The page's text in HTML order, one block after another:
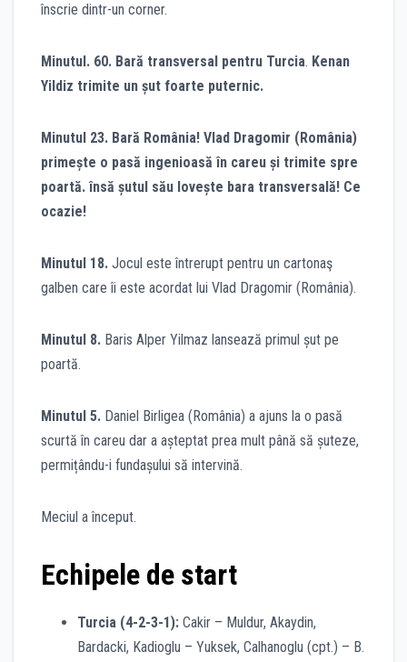
înscrie dintr-un corner.
Minutul. 60. Bară transversal pentru Turcia. Kenan
Yildiz trimite un șut foarte puternic.
Minutul 23. Bară România! Vlad Dragomir (România)
primește o pasă ingenioasă în careu și trimite spre
poartă. însă șutul său lovește bara transversală! Ce
ocazie!
Minutul 18. Jocul este întrerupt pentru un cartonaş
galben care îi este acordat lui Vlad Dragomir (România).
Minutul 8. Baris Alper Yilmaz lansează primul șut pe
poartă.
Minutul 5. Daniel Birligea (România) a ajuns la o pasă
scurtă în careu dar a așteptat prea mult până să șuteze,
permițându-i fundașului să intervină.
Meciul a început.
Echipele de start
Turcia (4-2-3-1): Cakir – Muldur, Akaydin,
Bardacki, Kadioglu – Yuksek, Calhanoglu (cpt.) – B.